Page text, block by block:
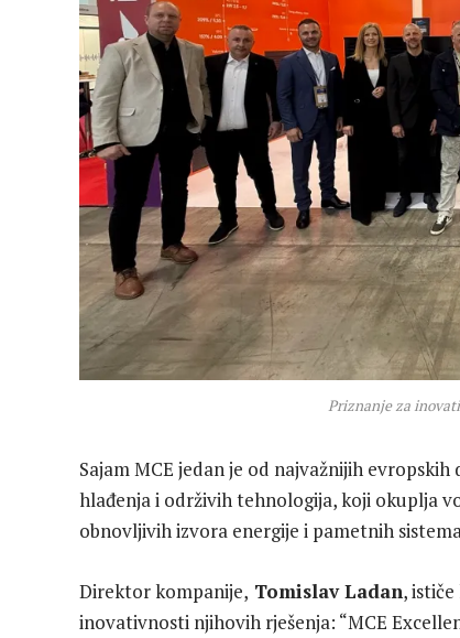
Priznanje za
Sajam MCE jedan je od najvažnijih
hlađenja i održivih tehnologija, koji okuplja
obnovljivih izvora energije i pametnih
Direktor kompanije, Tomislav Ladan,
inovativnosti njihovih rješenja: “MCE